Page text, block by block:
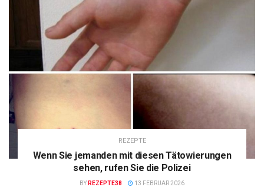
REZEPTE
Wenn Sie jemanden mit diesen Tätowierungen
sehen, rufen Sie die Polizei
BY REZEPTE38 13 FEBRUAR 2026